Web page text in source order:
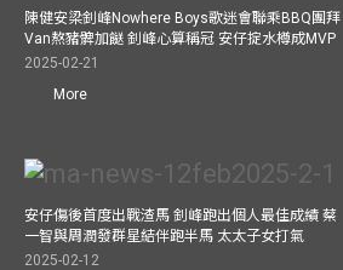
陳健安梁釗峰Nowhere Boys歌迷會聯乘BBQ團拜
Van熬豬髀加餸 釗峰心算稱冠 安仔掟水樽成MVP
2025-02-21
More
安仔傷後首度出戰渣馬 釗峰跑出個人最佳成績 蔡
一智與周潤發群星結伴跑半馬 太太子女打氣
2025-02-12